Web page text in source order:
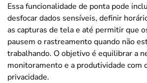
Essa funcionalidade de ponta pode
desfocar dados sensíveis, definir
as capturas de tela e até permitir que
pausem o rastreamento quando não
trabalhando. O objetivo é equilibrar a
monitoramento e a produtividade com
privacidade.